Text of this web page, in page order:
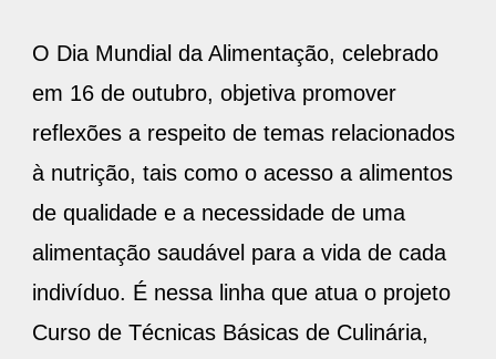
O Dia Mundial da Alimentação, celebrado
em 16 de outubro, objetiva promover
reflexões a respeito de temas relacionados
à nutrição, tais como o acesso a alimentos
de qualidade e a necessidade de uma
alimentação saudável para a vida de cada
indivíduo. É nessa linha que atua o projeto
Curso de Técnicas Básicas de Culinária,